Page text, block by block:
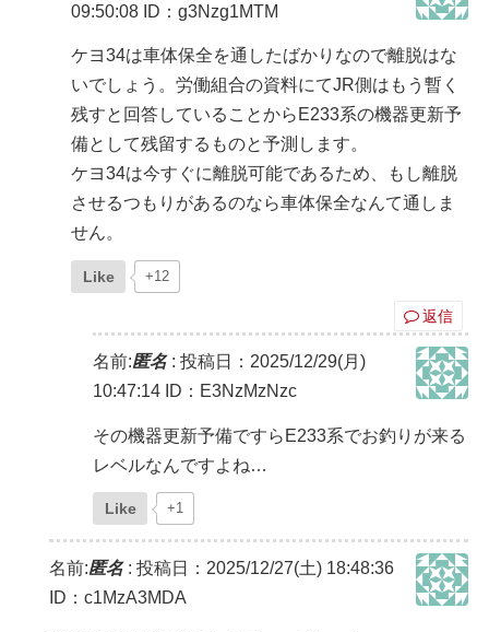
09:50:08 ID：g3Nzg1MTM
ケヨ34は車体保全を通したばかりなので離脱はな
いでしょう。労働組合の資料にてJR側はもう暫く
残すと回答していることからE233系の機器更新予
備として残留するものと予測します。
ケヨ34は今すぐに離脱可能であるため、もし離脱
させるつもりがあるのなら車体保全なんて通しま
せん。
Like +12
返信
名前:匿名: 投稿日：2025/12/29(月)
10:47:14 ID：E3NzMzNzc
その機器更新予備ですらE233系でお釣りが来る
レベルなんですよね…
Like +1
名前:匿名: 投稿日：2025/12/27(土) 18:48:36
ID：c1MzA3MDA